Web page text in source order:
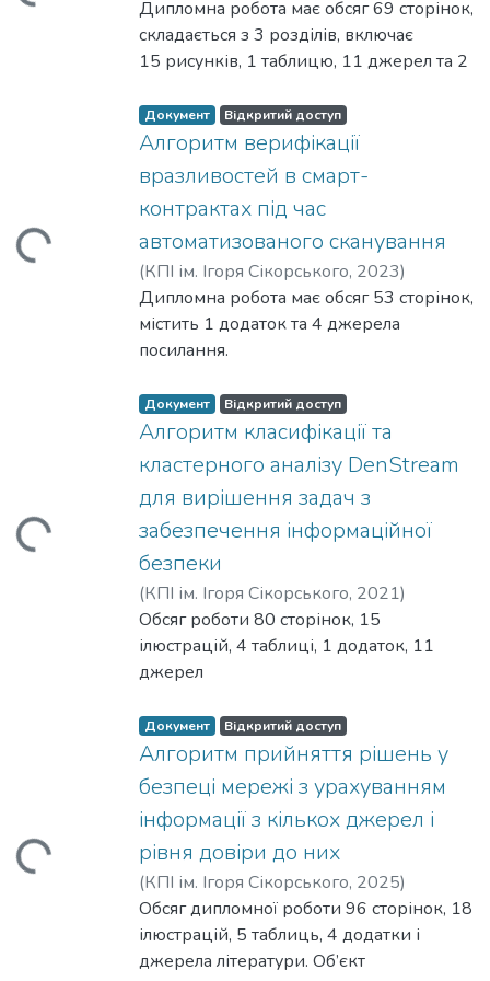
програми, що
реалізує запропоновану модель, з
наявними аналогами.
системах виявлення вторгнень.
Предмет дослідження – алгоритмічні
методи адаптації IDS до змін у
моделі багаторуких бандитів.
Ковбель, Дмитро Олександрович;
Барановський, Олексій Миколайович
Дипломна робота має обсяг 69 сторінок,
складається з 3 розділів, включає
15 рисунків, 1 таблицю, 11 джерел та 2
Мета роботи: розробка та реалізація
алгоритму комплексного аналізу
гаманців у мережах Ethereum та Layer-2
Об’єкт дослідження: блокчейн-гаманці
у EVM-сумісних мережах.
Предмет дослідження: методи та
техніки форензичного аналізу
блокчейн-гаманців, використовувані
для ідентифікації, аналізу та
відстеження
Документ Відкритий доступ
Алгоритм верифікації
вразливостей в смарт-
контрактах під час
автоматизованого сканування
(КПІ ім. Ігоря Сікорського, 2023)
Мельниченко, Олександр Геннадійович;
Барановський, Олексій Миколайович
Дипломна робота має обсяг 53 сторінок,
містить 1 додаток та 4 джерела
посилання.
сканування вразливостей в смарт
контрактах.
Предмет дослідження – відомі засоби
автоматичного сканування та методи їх
покращення.
Метою роботи є розробка програмного
забезпечення, яке спрямований на
покращення методів автоматичного
сканування вразливостей в смарт-
контрактах.
Документ Відкритий доступ
Алгоритм класифікації та
кластерного аналізу DenStream
для вирішення задач з
забезпечення інформаційної
безпеки
(КПІ ім. Ігоря Сікорського, 2021)
Лихошерст, Владислав Романович
Грайворонський, Микола Владленович
Обсяг роботи 80 сторінок, 15
ілюстрацій, 4 таблиці, 1 додаток, 11
джерел
Обʼєктом дослідження стала
компʼютерна мережа і потоки
інформації, що
описують її стан.
Предметом дослідження особливості
поведінки компʼютерної мережі в
ситуаціях здійснення загроз
інформаційній безпеці.
Метою даної роботи є розробка
програмного забезпечення для
Документ Відкритий доступ
Алгоритм прийняття рішень у
безпеці мережі з урахуванням
інформації з кількох джерел і
рівня довіри до них
(КПІ ім. Ігоря Сікорського, 2025)
Макуха, Андрій Васильович ;Козленко,
Олег Віталійович
Обсяг дипломної роботи 96 сторінок, 18
ілюстрацій, 5 таблиць, 4 додатки і
джерела літератури. Об’єкт